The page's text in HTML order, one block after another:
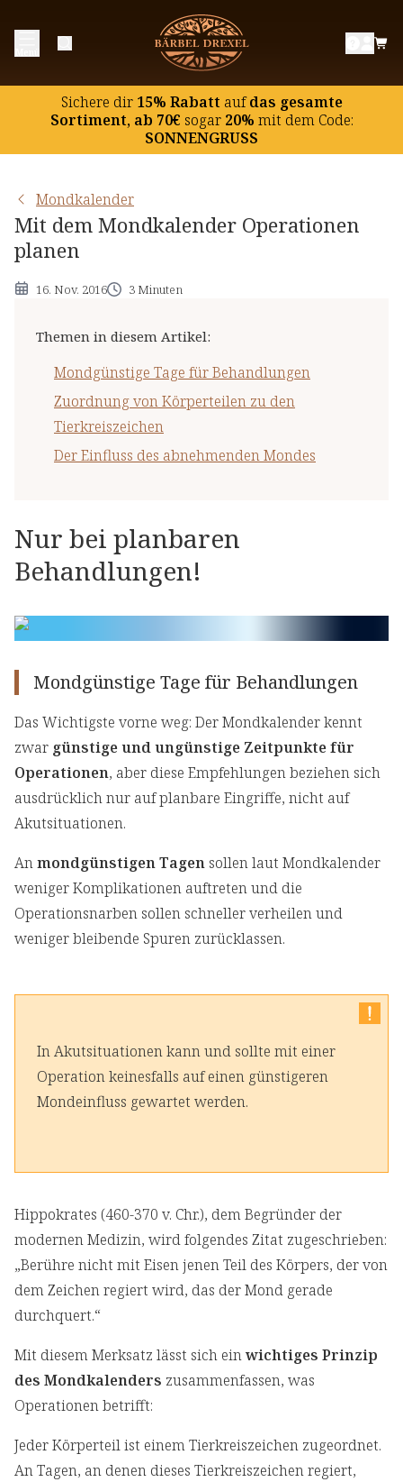
Sichere dir15% Rabatt aufdas gesamte
Sortiment, ab 70€ sogar20% mit dem Code:
SONNENGRUSS
Mondkalender
Mit dem Mondkalender Operationen
planen
16. Nov. 2016 3 Minuten
Themen in diesem Artikel:
Mondgünstige Tage für Behandlungen
Zuordnung von Körperteilen zu den
Tierkreiszeichen
Der Einfluss des abnehmenden Mondes
Mondgünstige Tage für Behandlungen
Zuordnung von Körperteilen zu den
Tierkreiszeichen
Der Einfluss des abnehmenden Mondes
Nur bei planbaren
Behandlungen!
Mondgünstige Tage für Behandlungen
Das Wichtigste vorne weg: Der Mondkalender kennt
zwar günstige und ungünstige Zeitpunkte für
Operationen, aber diese Empfehlungen beziehen sich
ausdrücklich nur auf planbare Eingriffe, nicht auf
Akutsituationen.
Anmondgünstigen Tagen sollen laut Mondkalender
weniger Komplikationen auftreten und die
Operationsnarben sollen schneller verheilen und
weniger bleibende Spuren zurücklassen.
In Akutsituationen kann und sollte mit einer
Operation keinesfalls auf einen günstigeren
Mondeinfluss gewartet werden.
Hippokrates (460-370 v. Chr.), dem Begründer der
modernen Medizin, wird folgendes Zitat zugeschrieben:
„Berühre nicht mit Eisen jenen Teil des Körpers, der von
dem Zeichen regiert wird, das der Mond gerade
durchquert.“
Mit diesem Merksatz lässt sich einwichtiges Prinzip
des Mondkalenders zusammenfassen, was
Operationen betrifft:
Jeder Körperteil ist einem Tierkreiszeichen zugeordnet.
An Tagen, an denen dieses Tierkreiszeichen regiert,